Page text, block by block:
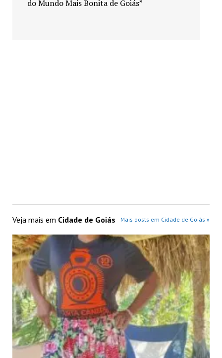
Veja mais em Cidade de Goiás Mais posts em Cidade de Goiás »